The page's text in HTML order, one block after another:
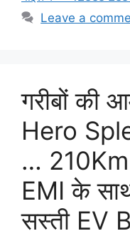
Leave a
गरीबों की
Hero
…
EMI के
सस्ती EV